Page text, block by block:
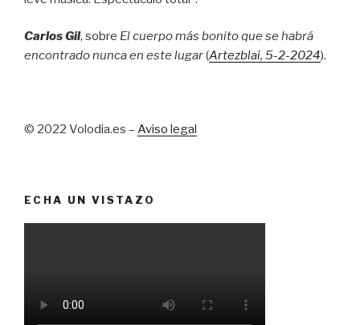
Carlos Gil, sobre El cuerpo más bonito que se habrá
encontrado nunca en este lugar(Artezblai, 5-2-2024).
© 2022 Volodia.es – Aviso legal
ECHA UN VISTAZO